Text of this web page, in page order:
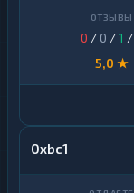
0 / 0 /1 /
5,0 ★
0xbc1